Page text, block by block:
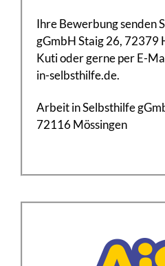
Ihre Bewerbung senden
gGmbH Staig 26, 72379
Kuti oder gerne per E-
in-selbsthilfe.de.
Arbeit in Selbsthilfe
72116 Mössingen